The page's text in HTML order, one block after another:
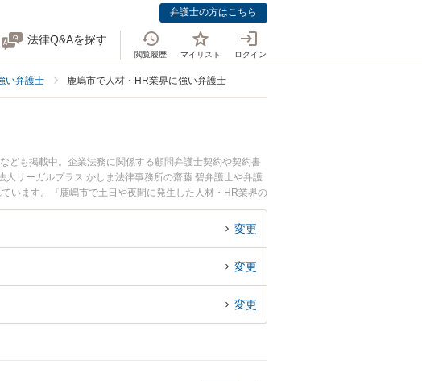
弁護士の方はこちら
法律Q&Aを探す
閲覧履歴 マイリスト ログイン
い弁護士 鹿嶋市で人材・HR業界に強い弁護士
ども掲載中。企業法務に関係する顧問弁護士契約や契約書
リーガルプラス かしま法律事務所の齋藤 碧弁護士や弁護
います。『鹿嶋市で土日や夜間に発生した人材・HR業界の
初回相談無料で人材・HR業界を法律相談できる鹿嶋市内の
変更
変更
変更